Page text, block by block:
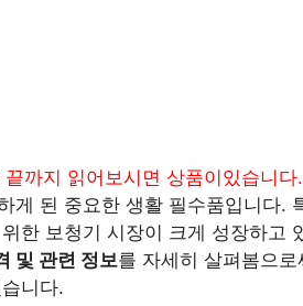
끝까지 읽어보시면 상품이있습니다.
게 된 중요한 생활 필수품입니다.
한 보청기 시장이 크게 성장하고
및 관련 정보를 자세히 살펴봄으
니다.